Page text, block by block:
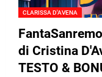
CLARISSA D'AVENA
di Cristina
TESTO &